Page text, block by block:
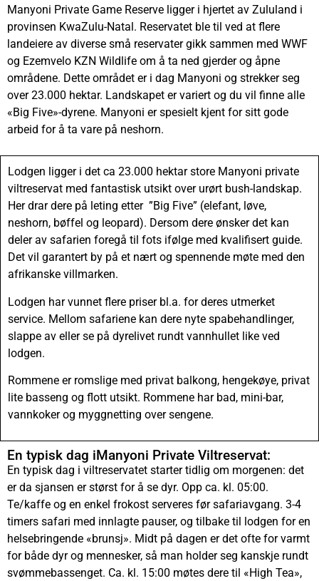
Manyoni Private Game Reserve ligger i hjertet av Zululand i
provinsen KwaZulu-Natal. Reservatet ble til ved at flere
landeiere av diverse små reservater gikk sammen med WWF
og Ezemvelo KZN Wildlife om å ta ned gjerder og åpne
områdene. Dette området er i dag Manyoni og strekker seg
over 23.000 hektar. Landskapet er variert og du vil finne alle
«Big Five»-dyrene. Manyoni er spesielt kjent for sitt gode
arbeid for å ta vare på neshorn.
Lodgen ligger i det ca 23.000 hektar store Manyoni private
viltreservat med fantastisk utsikt over urørt bush-landskap.
Her drar dere på leting etter ”Big Five” (elefant, løve,
neshorn, bøffel og leopard). Dersom dere ønsker det kan
deler av safarien foregå til fots ifølge med kvalifisert guide.
Det vil garantert by på et nært og spennende møte med den
afrikanske villmarken.
Lodgen har vunnet flere priser bl.a. for deres utmerket
service. Mellom safariene kan dere nyte spabehandlinger,
slappe av eller se på dyrelivet rundt vannhullet like ved
lodgen.
Rommene er romslige med privat balkong, hengekøye, privat
lite basseng og flott utsikt. Rommene har bad, mini-bar,
vannkoker og myggnetting over sengene.
En typisk dag iManyoni Private Viltreservat:
En typisk dag i viltreservatet starter tidlig om morgenen: det
er da sjansen er størst for å se dyr. Opp ca. kl. 05:00.
Te/kaffe og en enkel frokost serveres før safariavgang. 3-4
timers safari med innlagte pauser, og tilbake til lodgen for en
helsebringende «brunsj». Midt på dagen er det ofte for varmt
for både dyr og mennesker, så man holder seg kanskje rundt
svømmebassenget. Ca. kl. 15:00 møtes dere til «High Tea»,